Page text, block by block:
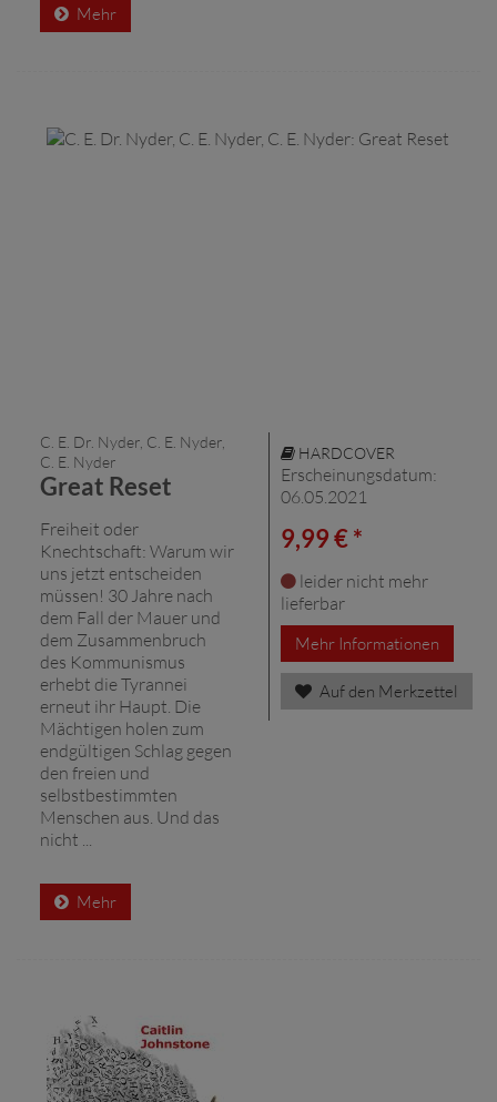
Mehr
C. E. Dr. Nyder, C. E. Nyder,
C. E. Nyder
Great Reset
Freiheit oder
Knechtschaft: Warum wir
uns jetzt entscheiden
müssen! 30 Jahre nach
dem Fall der Mauer und
dem Zusammenbruch
des Kommunismus
erhebt die Tyrannei
erneut ihr Haupt. Die
Mächtigen holen zum
endgültigen Schlag gegen
den freien und
selbstbestimmten
Menschen aus. Und das
nicht ...
Mehr
HARDCOVER
Erscheinungsdatum:
06.05.2021
9,99 € *
leider nicht mehr
lieferbar
Mehr Informationen
Auf den Merkzettel